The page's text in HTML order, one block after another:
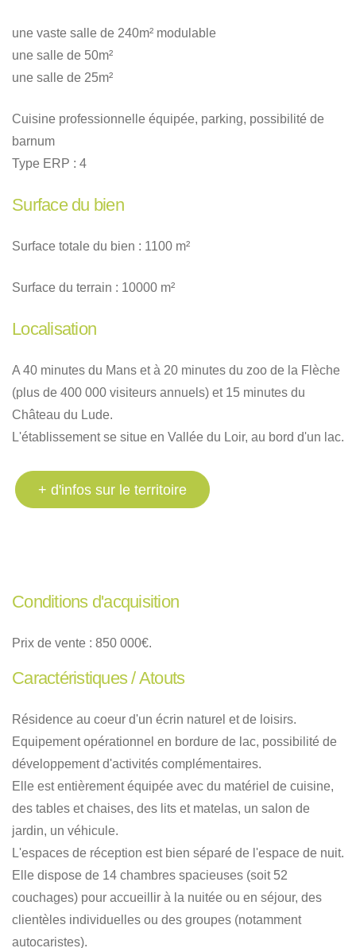
une vaste salle de 240m² modulable
une salle de 50m²
une salle de 25m²
Cuisine professionnelle équipée, parking, possibilité de
barnum
Type ERP : 4
Surface du bien
Surface totale du bien : 1100 m²
Surface du terrain : 10000 m²
Localisation
A 40 minutes du Mans et à 20 minutes du zoo de la Flèche
(plus de 400 000 visiteurs annuels) et 15 minutes du
Château du Lude.
L'établissement se situe en Vallée du Loir, au bord d'un lac.
+ d'infos sur le territoire
Conditions d'acquisition
Prix de vente : 850 000€.
Caractéristiques / Atouts
Résidence au coeur d'un écrin naturel et de loisirs.
Equipement opérationnel en bordure de lac, possibilité de
développement d'activités complémentaires.
Elle est entièrement équipée avec du matériel de cuisine,
des tables et chaises, des lits et matelas, un salon de
jardin, un véhicule.
L'espaces de réception est bien séparé de l'espace de nuit.
Elle dispose de 14 chambres spacieuses (soit 52
couchages) pour accueillir à la nuitée ou en séjour, des
clientèles individuelles ou des groupes (notamment
autocaristes).